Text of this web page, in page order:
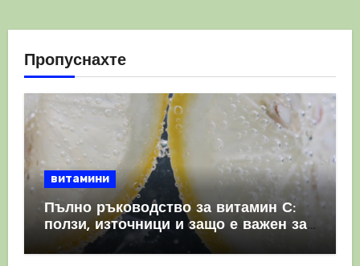
Пропуснахте
витамини
Пълно ръководство за витамин С:
ползи, източници и защо е важен за
имунната система